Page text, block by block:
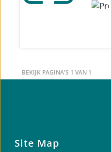
BEKIJK PAGINA'S 1 VAN 1
Site Map